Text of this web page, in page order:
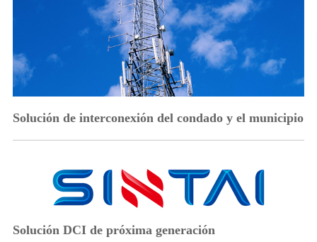
Solución de interconexión del condado y el municipio
Solución DCI de próxima generación